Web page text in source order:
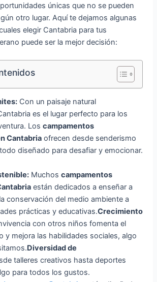
únicas que no se pueden
otro lugar. Aquí te dejamos algunas
elegir Cantabria para tus
puede ser la mejor decisión:
Con un paisaje natural
es el lugar perfecto para los
Los campamentos
Cantabriaofrecen desde senderismo
diseñado para desafiar y emocionar.
Muchos campamentos
están dedicados a enseñar a
conservación del medio ambiente a
prácticas y educativas.Crecimiento
con otros niños fomenta el
y mejora las habilidades sociales, algo
Diversidad de
talleres creativos hasta deportes
para todos los gustos.